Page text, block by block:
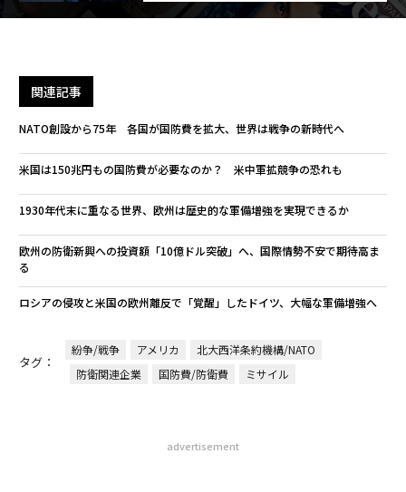
関連記事
NATO創設から75年 各国が国防費を拡大、世界は戦争の新時代へ
米国は150兆円もの国防費が必要なのか？ 米中軍拡競争の恐れも
1930年代末に重なる世界、欧州は歴史的な軍備増強を実現できるか
欧州の防衛新興への投資額「10億ドル突破」へ、国際情勢不安で期待高ま
る
ロシアの侵攻と米国の欧州離反で「覚醒」したドイツ、大幅な軍備増強へ
タグ：
紛争/戦争 アメリカ
北大西洋条約機構/NATO
防衛関連企業
国防費/防衛費 ミサイル
advertisement